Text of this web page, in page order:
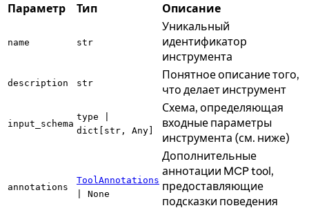
Параметр Тип Описание
name str
Уникальный
идентификатор
инструмента
description str
Понятное описание того,
что делает инструмент
input_schema
type |
dict[str, Any]
Схема, определяющая
входные параметры
инструмента (см. ниже)
annotations
ToolAnnotations
| None
Дополнительные
аннотации MCP tool,
предоставляющие
подсказки поведения